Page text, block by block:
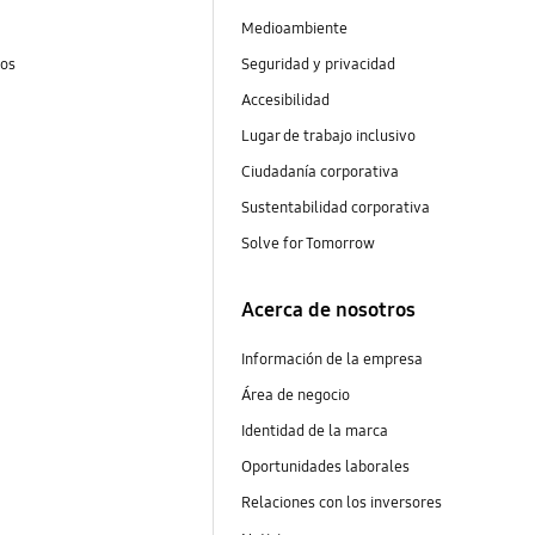
Medioambiente
Seguridad y privacidad
Accesibilidad
Lugar de trabajo inclusivo
Ciudadanía corporativa
Sustentabilidad corporativa
Solve for Tomorrow
Acerca de nosotros
Información de la empresa
Área de negocio
Identidad de la marca
Oportunidades laborales
Relaciones con los inversores